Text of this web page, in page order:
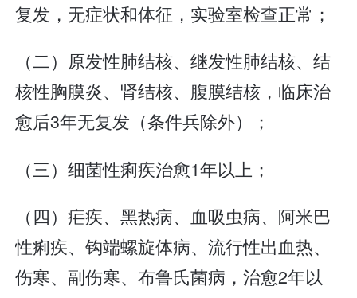
复发，无症状和体征，实验室检查正常；
（二）原发性肺结核、继发性肺结核、结
核性胸膜炎、肾结核、腹膜结核，临床治
愈后3年无复发（条件兵除外）；
（三）细菌性痢疾治愈1年以上；
（四）疟疾、黑热病、血吸虫病、阿米巴
性痢疾、钩端螺旋体病、流行性出血热、
伤寒、副伤寒、布鲁氏菌病，治愈2年以